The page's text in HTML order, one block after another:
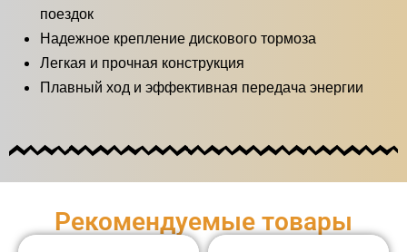
поездок
Надежное крепление дискового тормоза
Легкая и прочная конструкция
Плавный ход и эффективная передача энергии
Рекомендуемые товары